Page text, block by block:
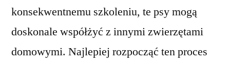
konsekwentnemu szkoleniu, te psy mogą
doskonale współżyć z innymi zwierzętami
domowymi. Najlepiej rozpocząć ten proces